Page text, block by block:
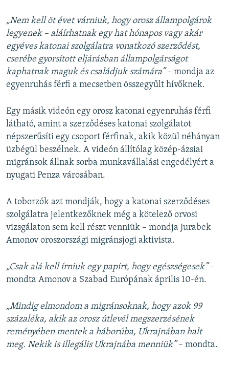
„Nem kell öt évet várniuk, hogy orosz állampolgárok
legyenek – aláírhatnak egy hat hónapos vagy akár
egyéves katonai szolgálatra vonatkozó szerződést,
cserébe gyorsított eljárásban állampolgárságot
kaphatnak maguk és családjuk számára”– mondja az
egyenruhás férfi a mecsetben összegyűlt hívőknek.
Egy másik videón egy orosz katonai egyenruhás férfi
látható, amint a szerződéses katonai szolgálatot
népszerűsíti egy csoport férfinak, akik közül néhányan
üzbégül beszélnek. A videón állítólag közép-ázsiai
migránsok állnak sorba munkavállalási engedélyért a
nyugati Penza városában.
A toborzók azt mondják, hogy a katonai szerződéses
szolgálatra jelentkezőknek még a kötelező orvosi
vizsgálaton sem kell részt venniük – mondja Jurabek
Amonov oroszországi migránsjogi aktivista.
„Csak alá kell írniuk egy papírt, hogy egészségesek”–
mondta Amonov a Szabad Európának április 10-én.
„Mindig elmondom a migránsoknak, hogy azok 99
százaléka, akik az orosz útlevél megszerzésének
reményében mentek a háborúba, Ukrajnában halt
meg. Nekik is illegális Ukrajnába menniük”– mondta.